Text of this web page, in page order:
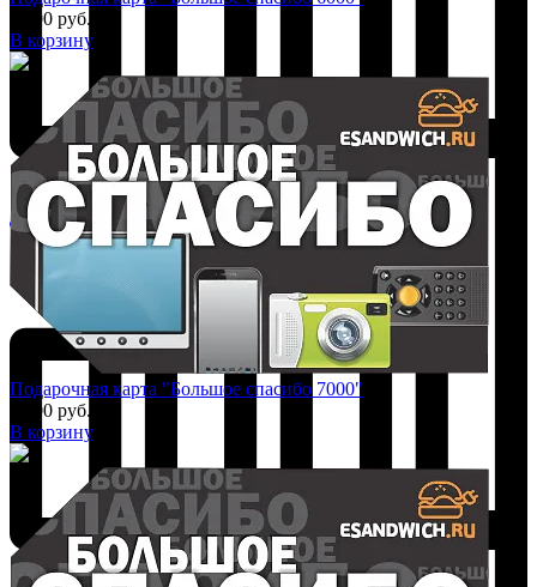
Добавить к сравнению
6 000 руб.
В корзину
Подарочная карта "Большое спасибо 7000"
7 000 руб.
В корзину